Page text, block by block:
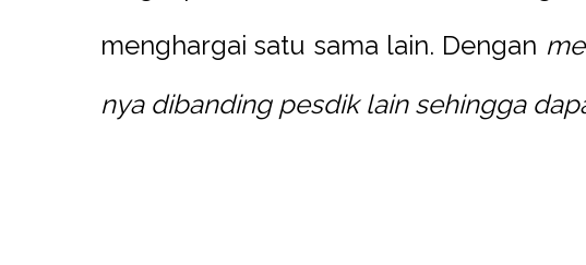
menghargai satu sama lain. Dengan
nya dibanding pesdik lain sehingga